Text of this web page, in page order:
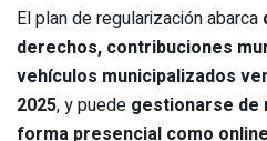
El plan de regularización abarca
derechos, contribuciones
vehículos municipalizados
2025, y puede gestionarse de
forma presencial como